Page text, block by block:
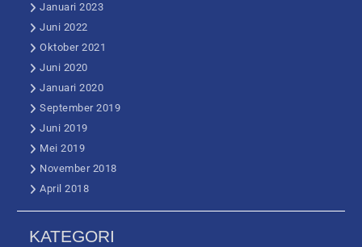
Januari 2023
Juni 2022
Oktober 2021
Juni 2020
Januari 2020
September 2019
Juni 2019
Mei 2019
November 2018
April 2018
KATEGORI